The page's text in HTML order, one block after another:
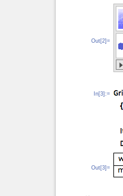
Out[2]=
In[3]:=
Out[3]=